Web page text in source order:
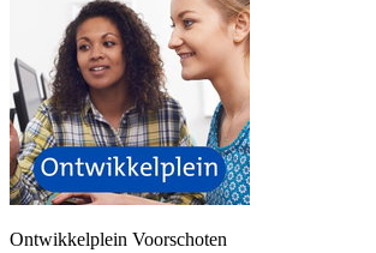
Ontwikkelplein Voorschoten